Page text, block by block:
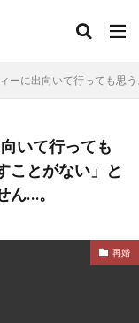
ーに出向いて行っても思
いて行っても
ことがない」と
ん…。
再婚